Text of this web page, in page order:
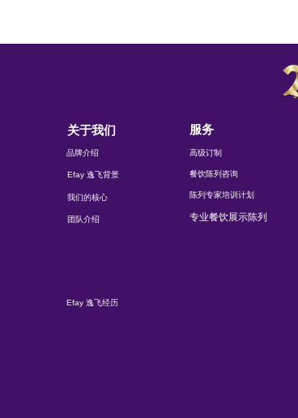
关于我们
品牌介绍
Efay 逸飞背景
我们的核心
团队介绍
服务
高级订制
餐饮陈列咨询
陈列专家培训计划
专业餐饮展示陈列
Efay 逸飞经历